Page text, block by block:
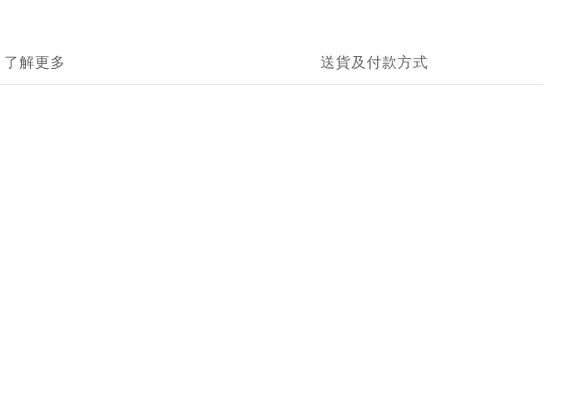
了解更多 送貨及付款方式